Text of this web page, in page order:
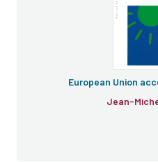
European Union
Jean-